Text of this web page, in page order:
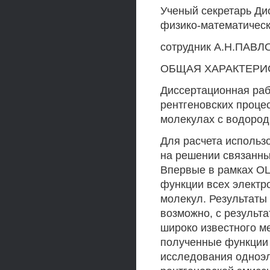
Ученый секретарь
физико-
сотрудник
ОБЩАЯ
Диссертационная
рентгеновских
молекулах с
Для расчета
на решении
Впервые в рамках
функции всех
молекул.
возможно, с
широко известного
полученные
исследования